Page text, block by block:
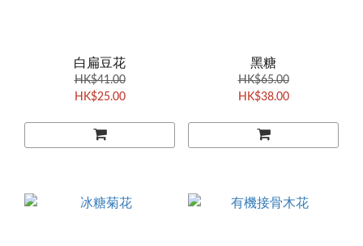
白扁豆花
HK$41.00
HK$25.00
黑糖
HK$65.00
HK$38.00